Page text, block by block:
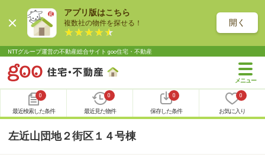
アプリ版はこちら
複数社の物件を探せる！ 開く
NTTグループ運営の不動産総合サイト goo住宅・不動産
0
最近検索した条件
0
最近見た物件
0
保存した条件
0
お気に入り
左近山団地２街区１４号棟